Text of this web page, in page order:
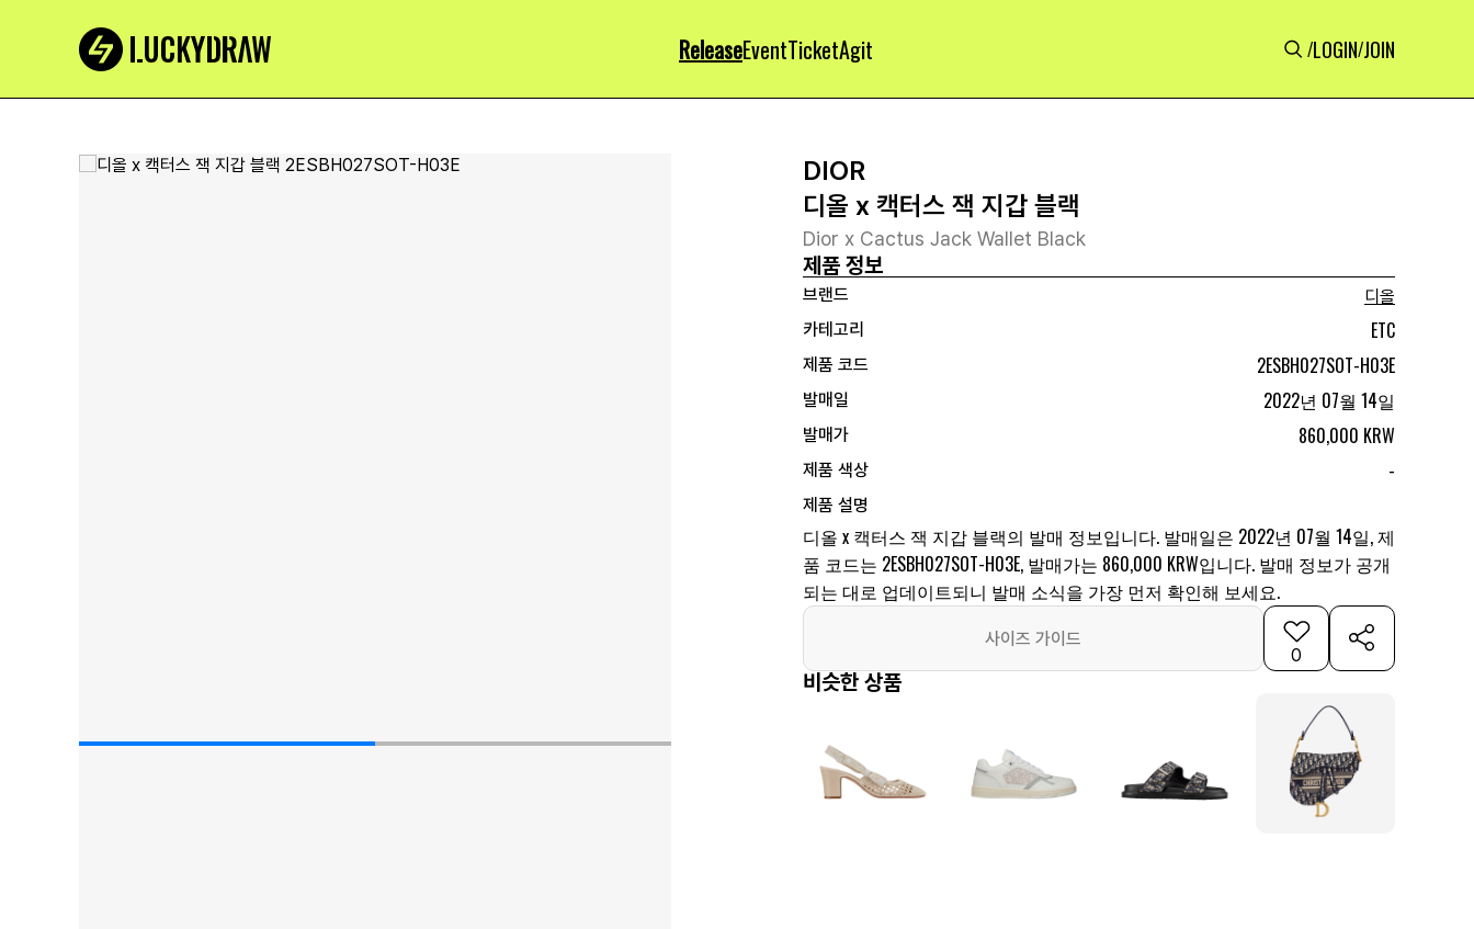
ReleaseEventTicketAgit /LOGIN/JOIN
DIOR
디올 x 캑터스 잭 지갑 블랙
Dior x Cactus Jack Wallet Black
제품 정보
브랜드
디올
카테고리
ETC
제품 코드 2ESBH027SOT-H03E
발매일 2022년 07월 14일
발매가 860,000 KRW
제품 색상 -
제품 설명
디올 x 캑터스 잭 지갑 블랙의 발매 정보입니다. 발매일은 2022년 07월 14일, 제
품 코드는 2ESBH027SOT-H03E, 발매가는 860,000 KRW입니다. 발매 정보가 공개
되는 대로 업데이트되니 발매 소식을 가장 먼저 확인해 보세요.
사이즈 가이드
0
비슷한 상품